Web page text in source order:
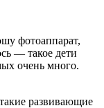
фотоаппарат,
— такое дети
очень много.
развивающие